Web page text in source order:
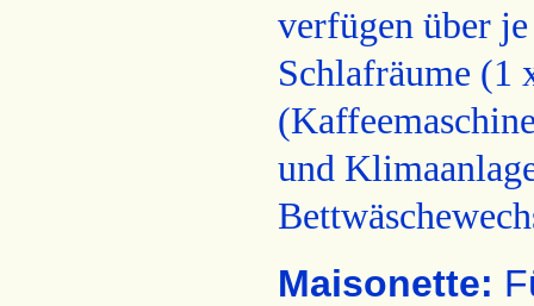
verfügen über
Schlafräume (1
und
Maisonette: